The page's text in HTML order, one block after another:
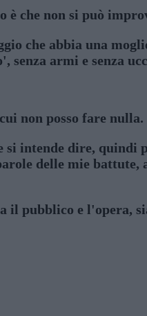
che non si può
che abbia una
senza armi e senza
non posso fare nulla.
si intende dire,
delle mie battute,
pubblico e l'opera,